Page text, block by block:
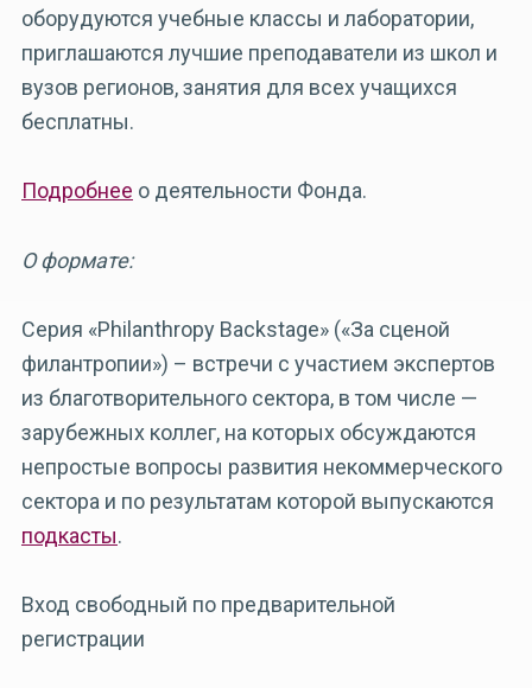
оборудуются учебные классы и лаборатории,
приглашаются лучшие преподаватели из школ и
вузов регионов, занятия для всех учащихся
бесплатны.
Подробнее о деятельности Фонда.
О формате:
Cерия «Philanthropy Backstage» («За сценой
филантропии») – встречи с участием экспертов
из благотворительного сектора, в том числе —
зарубежных коллег, на которых обсуждаются
непростые вопросы развития некоммерческого
сектора и по результатам которой выпускаются
подкасты.
Вход свободный по предварительной
регистрации